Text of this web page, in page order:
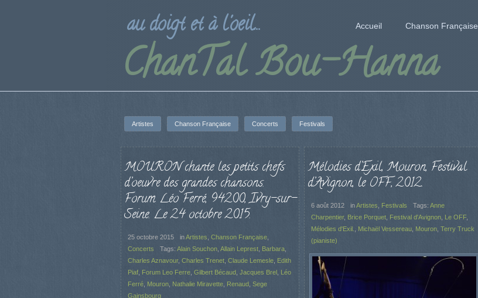
ChanTal Bou-Hanna
au doigt et à l'oeil... Accueil Chanson Française
Artistes Chanson Française Concerts Festivals
MOURON chante les petits chefs
d’oeuvre des grandes chansons.
Forum Léo Ferré, 94200, Ivry-sur-
Seine. Le 24 octobre 2015.
25 octobre 2015 inArtistes Chanson Française
Concerts
Tags: Alain Souchon Allain Leprest Barbara
Charles Aznavour, Charles Trenet Claude Lemesle Edith
Piaf Forum Leo Ferre Gilbert Bécaud Jacques Brel Léo
Ferré Mouron Nathalie Miravette Renaud Sege
Gainsbourg
Mélodies d’Exil, Mouron, Festival
d’Avignon, le OFF, 2012.
6 août 2012 inArtistes Festivals Tags: Anne
Charpentier, Brice Porquet, Festival d'Avignon, Le OFF,
Mélodies d'Exil.
Michaël Vessereau, Mouron, Terry Truck
(pianiste)